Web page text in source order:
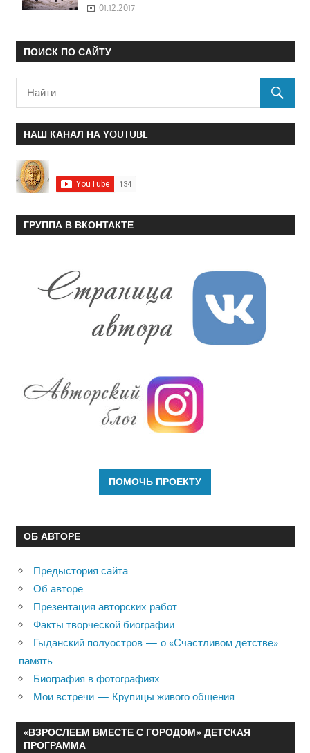
01.12.2017
ПОИСК ПО САЙТУ
НАШ КАНАЛ НА YOUTUBE
ГРУППА В ВКОНТАКТЕ
ОБ АВТОРЕ
Предыстория сайта
Об авторе
Презентация авторских работ
Факты творческой биографии
Гыданский полуостров — о «Счастливом детстве»
память
Биография в фотографиях
Мои встречи — Крупицы живого общения…
«ВЗРОСЛЕЕМ ВМЕСТЕ С ГОРОДОМ» ДЕТСКАЯ
ПРОГРАММА